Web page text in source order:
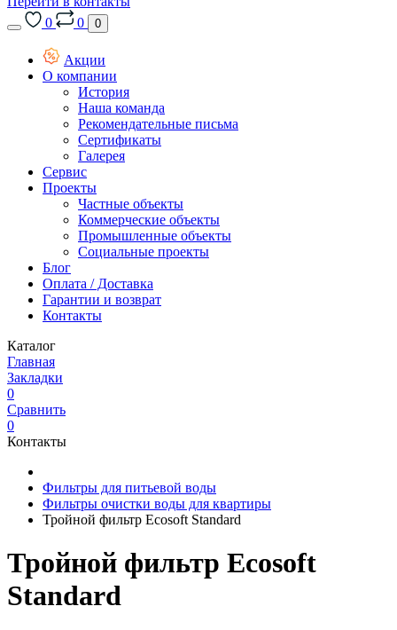
0
0 0
Акции
О компании
История
Наша команда
Рекомендательные письма
Сертификаты
Галерея
Сервис
Проекты
Частные объекты
Коммерческие объекты
Промышленные объекты
Социальные проекты
Блог
Оплата / Доставка
Гарантии и возврат
Контакты
Каталог
Главная
Закладки
0
Сравнить
0
Контакты
Фильтры для питьевой воды
Фильтры очистки воды для квартиры
Тройной фильтр Ecosoft Standard
Тройной фильтр Ecosoft
Standard